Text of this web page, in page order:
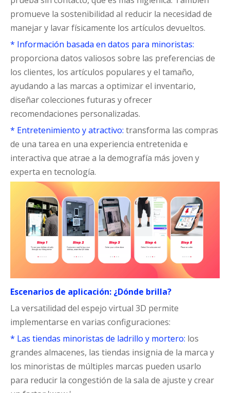
promueve la sostenibilidad al reducir la necesidad de
manejar y lavar físicamente los artículos devueltos.
* Información basada en datos para minoristas:
proporciona datos valiosos sobre las preferencias de
los clientes, los artículos populares y el tamaño,
ayudando a las marcas a optimizar el inventario,
diseñar colecciones futuras y ofrecer
recomendaciones personalizadas.
* Entretenimiento y atractivo: transforma las compras
de una tarea en una experiencia entretenida e
interactiva que atrae a la demografía más joven y
experta en tecnología.
Escenarios de aplicación: ¿Dónde brilla?
La versatilidad del espejo virtual 3D permite
implementarse en varias configuraciones:
* Las tiendas minoristas de ladrillo y mortero: los
grandes almacenes, las tiendas insignia de la marca y
los minoristas de múltiples marcas pueden usarlo
para reducir la congestión de la sala de ajuste y crear